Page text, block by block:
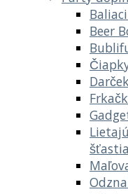
Beer
šťastia